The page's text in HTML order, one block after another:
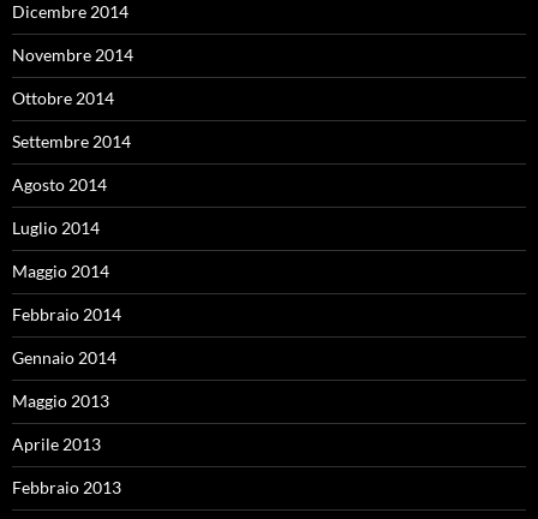
Dicembre 2014
Novembre 2014
Ottobre 2014
Settembre 2014
Agosto 2014
Luglio 2014
Maggio 2014
Febbraio 2014
Gennaio 2014
Maggio 2013
Aprile 2013
Febbraio 2013